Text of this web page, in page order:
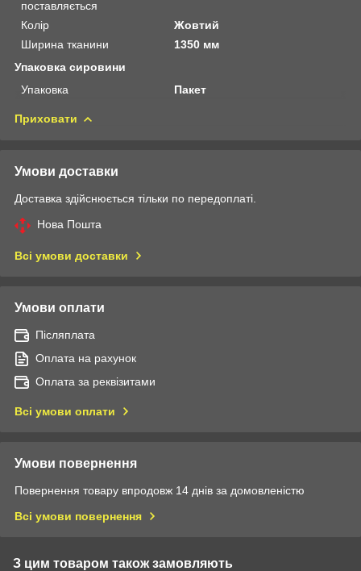
поставляється
Колір
Жовтий
Ширина тканини
1350 мм
Упаковка сировини
Упаковка
Пакет
Приховати
Умови доставки
Доставка здійснюється тільки по передоплаті.
Нова Пошта
Всі умови доставки
Умови оплати
Післяплата
Оплата на рахунок
Оплата за реквізитами
Всі умови оплати
Умови повернення
Повернення товару впродовж 14 днів за домовленістю
Всі умови повернення
З цим товаром також замовляють